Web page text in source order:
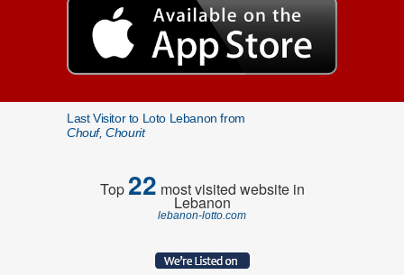
Last Visitor to Loto Lebanon from
Chouf, Chourit
Top22 most visited website in
Lebanon
lebanon-lotto.com